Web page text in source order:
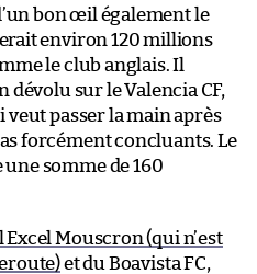
bon œil également le
environ 120 millions
le club anglais. Il
sur le Valencia CF,
passer la main après
forcément concluants. Le
somme de 160
Mouscron (qui n’est
et du Boavista FC,